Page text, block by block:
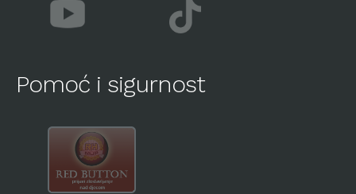
Pomoć i sigurnost